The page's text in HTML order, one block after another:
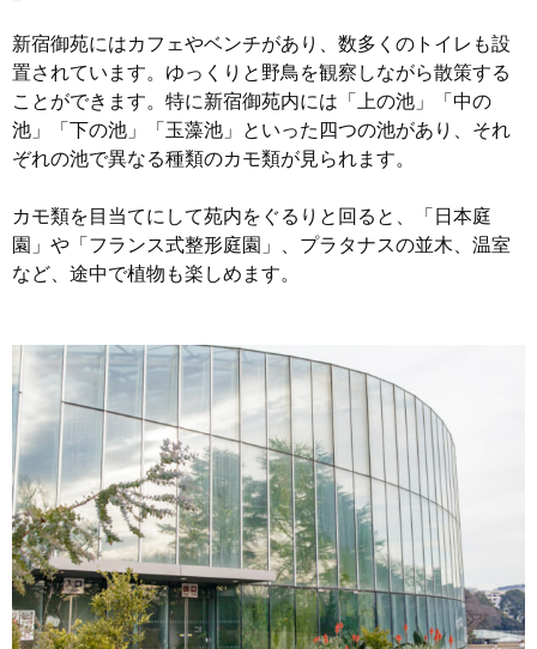
新宿御苑にはカフェやベンチがあり、数多くのトイレも設
置されています。ゆっくりと野鳥を観察しながら散策する
ことができます。特に新宿御苑内には「上の池」「中の
池」「下の池」「玉藻池」といった四つの池があり、それ
ぞれの池で異なる種類のカモ類が見られます。
カモ類を目当てにして苑内をぐるりと回ると、「日本庭
園」や「フランス式整形庭園」、プラタナスの並木、温室
など、途中で植物も楽しめます。